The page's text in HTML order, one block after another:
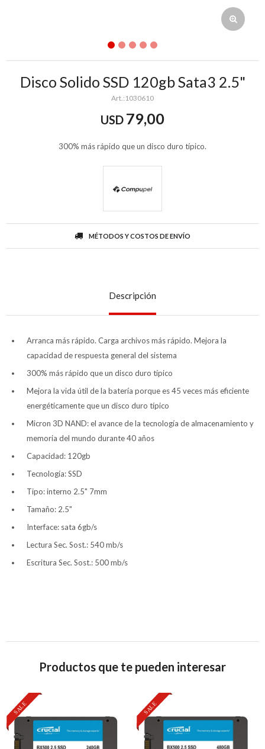
Disco Solido SSD 120gb Sata3 2.5"
1030610
USD 79,00
300% más rápido que un disco duro típico.
MÉTODOS Y COSTOS DE ENVÍO
Descripción
Arranca más rápido. Carga archivos más rápido. Mejora la
capacidad de respuesta general del sistema
300% más rápido que un disco duro típico
Mejora la vida útil de la batería porque es 45 veces más eficiente
energéticamente que un disco duro típico
Micron 3D NAND: el avance de la tecnología de almacenamiento y
memoria del mundo durante 40 años
Capacidad: 120gb
Tecnología: SSD
Tipo: interno 2.5" 7mm
Tamaño: 2.5"
Interface: sata 6gb/s
Lectura Sec. Sost.: 540 mb/s
Escritura Sec. Sost.: 500 mb/s
Productos que te pueden interesar